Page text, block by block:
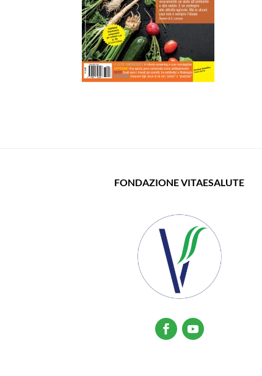
FONDAZIONE VITAESALUTE